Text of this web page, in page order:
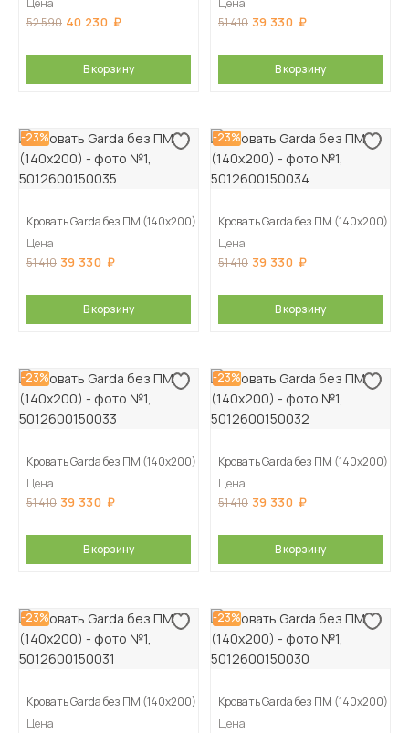
Цена
52 590 40 230
В корзину
Цена
51 410 39 330
В корзину
-23%
Кровать Garda без ПМ (140х200)
Цена
51 410 39 330
В корзину
-23%
Кровать Garda без ПМ (140х200)
Цена
51 410 39 330
В корзину
-23%
Кровать Garda без ПМ (140х200)
Цена
51 410 39 330
В корзину
-23%
Кровать Garda без ПМ (140х200)
Цена
51 410 39 330
В корзину
-23%
Кровать Garda без ПМ (140х200)
Цена
-23%
Кровать Garda без ПМ (140х200)
Цена